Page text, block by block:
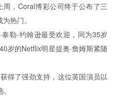
，Coral博彩公司终于公布了三
热门。
勒-约翰逊最受欢迎，同为35岁
岁的Netflix明星提奥·詹姆斯紧随
得了强劲支持，这位英国演员以